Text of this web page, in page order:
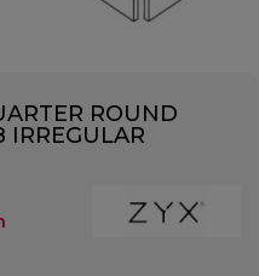
ROUND
IRREGULAR